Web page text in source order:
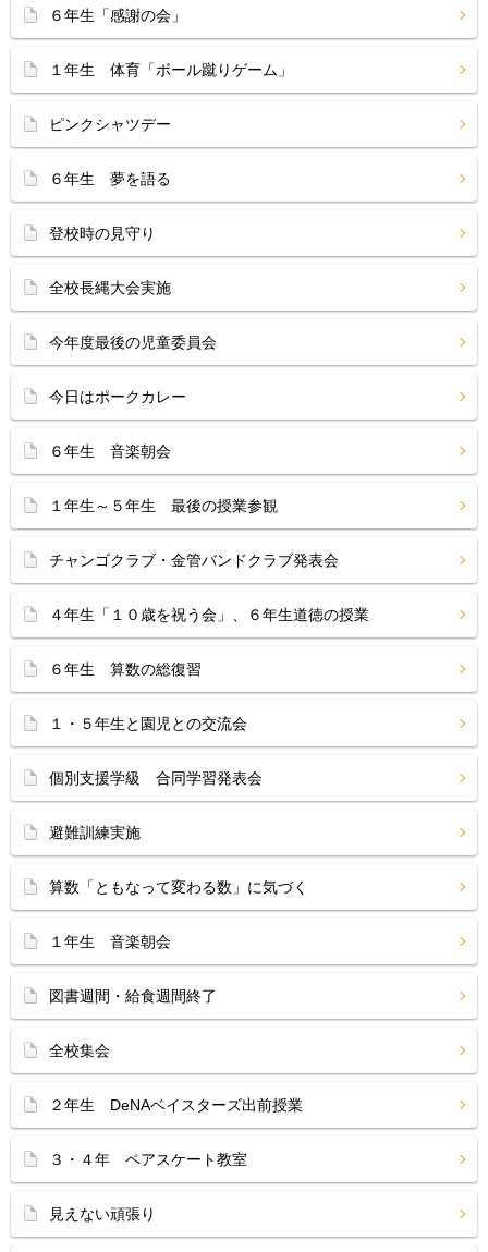
６年生「感謝の会」
１年生 体育「ボール蹴りゲーム」
ピンクシャツデー
６年生 夢を語る
登校時の見守り
全校長縄大会実施
今年度最後の児童委員会
今日はポークカレー
６年生 音楽朝会
１年生～５年生 最後の授業参観
チャンゴクラブ・金管バンドクラブ発表会
４年生「１０歳を祝う会」、６年生道徳の授業
６年生 算数の総復習
１・５年生と園児との交流会
個別支援学級 合同学習発表会
避難訓練実施
算数「ともなって変わる数」に気づく
１年生 音楽朝会
図書週間・給食週間終了
全校集会
２年生 DeNAベイスターズ出前授業
３・４年 ペアスケート教室
見えない頑張り